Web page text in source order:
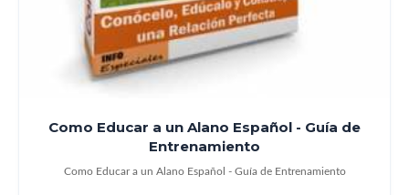
Como Educar a un Alano Español - Guía de
Entrenamiento
Como Educar a un Alano Español - Guía de Entrenamiento